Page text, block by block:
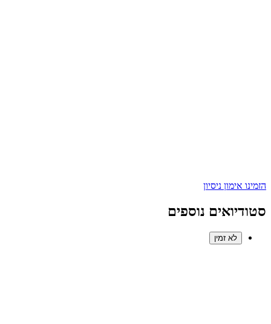
הזמינו אימון ניסיון
סטודיואים נוספים
לא זמין